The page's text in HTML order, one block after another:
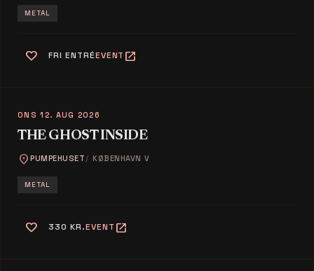
METAL
favorite FRI ENTRÉEVENT open_in_new
ONS 12. AUG 2026
THE GHOST INSIDE
location_on PUMPEHUSET KØBENHAVN V
METAL
favorite 330 KR.EVENT open_in_new